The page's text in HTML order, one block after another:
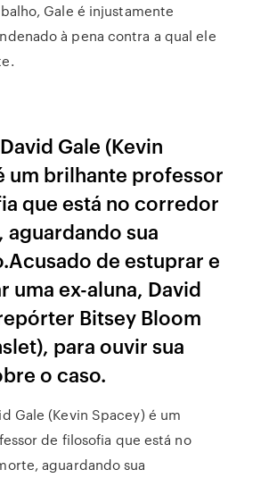
Gale é injustamente
à pena contra a qual ele
Gale (Kevin
um brilhante professor
que está no corredor
aguardando sua
de estuprar e
uma ex-aluna, David
Bitsey Bloom
para ouvir sua
o caso.
Gale (Kevin Spacey) é um
de filosofia que está no
aguardando sua